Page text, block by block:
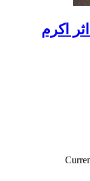
اکرم